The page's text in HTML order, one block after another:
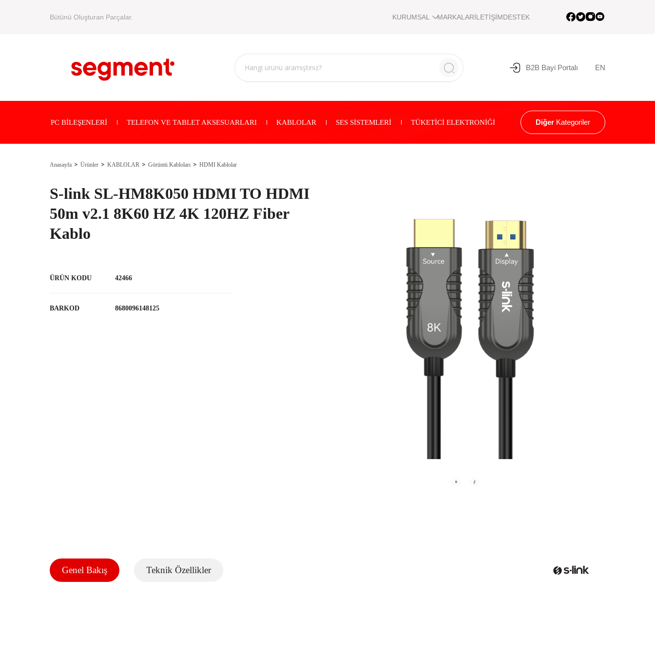
Bütünü Oluşturan Parçalar. KURUMSAL MARKALARİLETİŞİMDESTEK
B2B Bayi Portalı EN
PC BİLEŞENLERİ TELEFON VE TABLET AKSESUARLARI KABLOLAR SES SİSTEMLERİ TÜKETİCİ ELEKTRONİĞİ Diğer Kategoriler
Anasayfa Ürünler KABLOLAR Görüntü Kabloları HDMI Kablolar
S-link SL-HM8K050 HDMI TO HDMI
50m v2.1 8K60 HZ 4K 120HZ Fiber
Kablo
ÜRÜN KODU 42466
BARKOD 8680096148125
Genel Bakış Teknik Özellikler